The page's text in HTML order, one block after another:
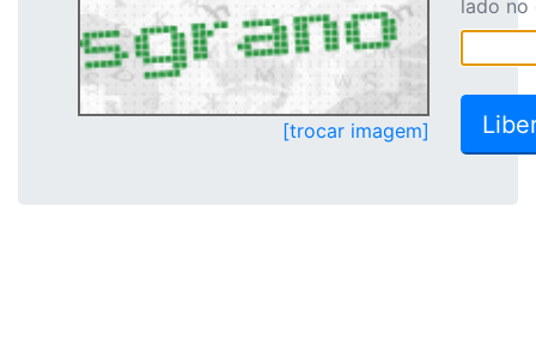
[trocar imagem]
lado no